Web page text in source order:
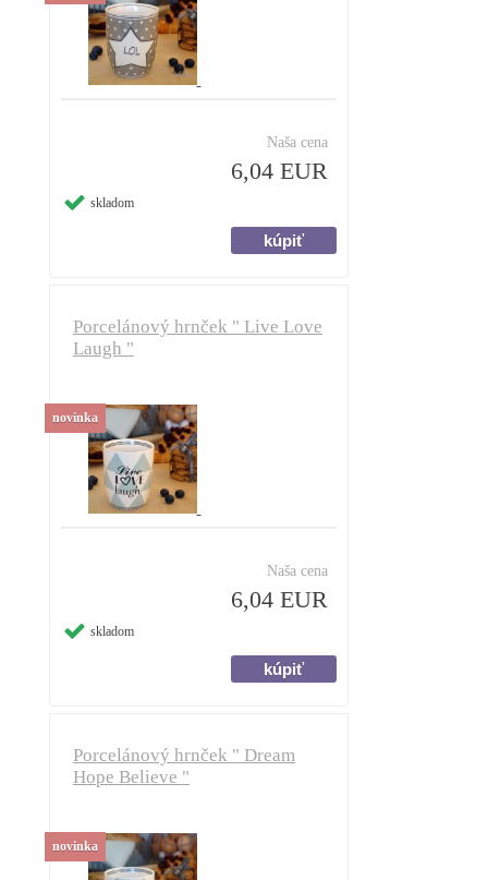
Naša cena
6,04 EUR
skladom
Porcelánový hrnček " Live Love
Laugh "
Naša cena
6,04 EUR
skladom
novinka
Porcelánový hrnček " Dream
Hope Believe "
novinka